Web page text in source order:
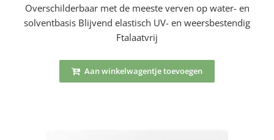
Overschilderbaar met de meeste verven op water- en
solventbasis Blijvend elastisch UV- en weersbestendig
Ftalaatvrij
Aan winkelwagentje toevoegen